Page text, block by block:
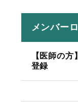
メンバー
【医師の
登録